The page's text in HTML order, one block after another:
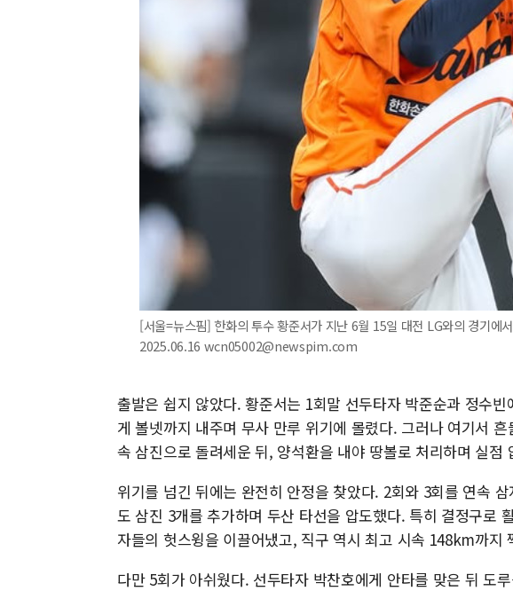
[서울=뉴스핌] 한화의 투수 황준서가 지난 6월 15일 대전 LG와의 경기에
2025.06.16 wcn05002@newspim.com
출발은 쉽지 않았다. 황준서는 1회말 선두타자 박준순과 정수
게 볼넷까지 내주며 무사 만루 위기에 몰렸다. 그러나 여기서
속 삼진으로 돌려세운 뒤, 양석환을 내야 땅볼로 처리하며 실점
위기를 넘긴 뒤에는 완전히 안정을 찾았다. 2회와 3회를 연속
도 삼진 3개를 추가하며 두산 타선을 압도했다. 특히 결정구로
자들의 헛스윙을 이끌어냈고, 직구 역시 최고 시속 148km까지
다만 5회가 아쉬웠다. 선두타자 박찬호에게 안타를 맞은 뒤 도